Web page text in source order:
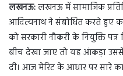
लखनऊ:लखनऊ में सामाजिक
आदित्यनाथ ने संबोधित करते हुए
को सरकारी नौकरी के नियुक्ति
बीच देखा जाए तो यह आंकड़ा उससे
दी। आज मेरिट के आधार पर सारे